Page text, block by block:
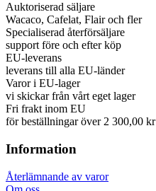
Auktoriserad säljare
Wacaco, Cafelat, Flair och fler
Specialiserad återförsäljare
support före och efter köp
EU-leverans
leverans till alla EU-länder
Varor i EU-lager
vi skickar från vårt eget lager
Fri frakt inom EU
för beställningar över 2 300,00 kr
Information
Återlämnande av varor